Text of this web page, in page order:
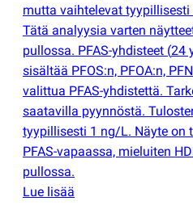
mutta vaihtelevat
Tätä analyysia varten
pullossa. PFAS-yhdisteet (24
sisältää PFOS:n, PFOA:n,
valittua PFAS-yhdistettä.
saatavilla pyynnöstä.
tyypillisesti 1 ng/L. Näyte on
PFAS-vapaassa, mieluiten
pullossa.
Lue lisää